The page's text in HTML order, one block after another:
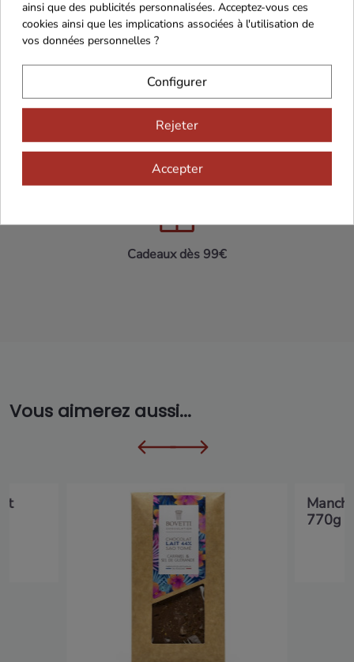
Cadeaux dès 99€
Vous aimerez aussi...
770g
ainsi que des publicités personnalisées. Acceptez-vous ces
cookies ainsi que les implications associées à l'utilisation de
vos données personnelles ?
Configurer
Rejeter
Accepter